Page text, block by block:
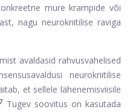
mure krampide või
nagu neurokriitilise raviga
avaldasid rahvusvahelised
neurokriitilise
et sellele lähenemisviisile
Tugev soovitus on kasutada